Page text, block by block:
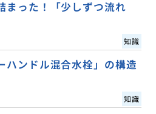
まった！「少しずつ流れ
知識
ハンドル混合水栓」の構造
知識